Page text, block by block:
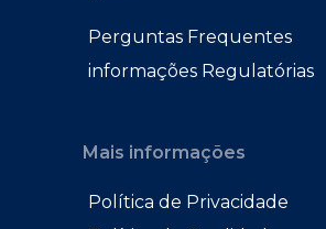
Perguntas Frequentes
informações Regulatórias
Mais informações
Política de Privacidade